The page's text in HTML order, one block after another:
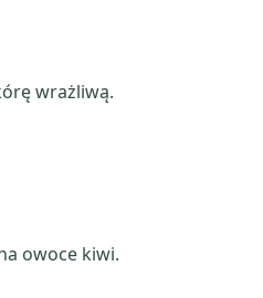
wrażliwą.
owoce kiwi.